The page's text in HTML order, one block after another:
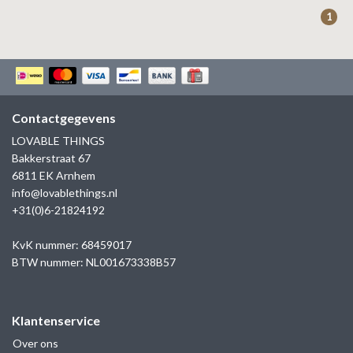
KAPTEN & SON
1
Contactgegevens
LOVABLE THINGS
Bakkerstraat 67
6811 EK Arnhem
info@lovablethings.nl
+31(0)6-21824192
KvK nummer: 68459017
BTW nummer: NL001673338B57
Klantenservice
Over ons